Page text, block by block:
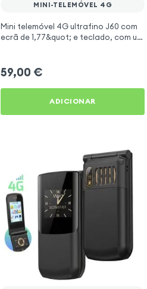
MINI-TELEMÓVEL 4G
Mini telemóvel 4G ultrafino J60 com
ecrã de 1,77&quot; e teclado, com um
59,00 €
ADICIONAR